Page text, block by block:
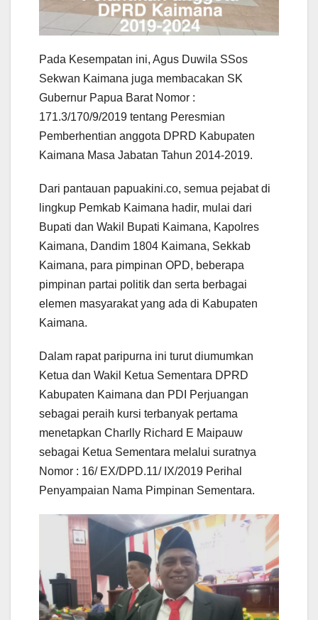
Pada Kesempatan ini, Agus Duwila SSos
Sekwan Kaimana juga membacakan SK
Gubernur Papua Barat Nomor :
171.3/170/9/2019 tentang Peresmian
Pemberhentian anggota DPRD Kabupaten
Kaimana Masa Jabatan Tahun 2014-2019.
Dari pantauan papuakini.co, semua pejabat di
lingkup Pemkab Kaimana hadir, mulai dari
Bupati dan Wakil Bupati Kaimana, Kapolres
Kaimana, Dandim 1804 Kaimana, Sekkab
Kaimana, para pimpinan OPD, beberapa
pimpinan partai politik dan serta berbagai
elemen masyarakat yang ada di Kabupaten
Kaimana.
Dalam rapat paripurna ini turut diumumkan
Ketua dan Wakil Ketua Sementara DPRD
Kabupaten Kaimana dan PDI Perjuangan
sebagai peraih kursi terbanyak pertama
menetapkan Charlly Richard E Maipauw
sebagai Ketua Sementara melalui suratnya
Nomor : 16/ EX/DPD.11/ IX/2019 Perihal
Penyampaian Nama Pimpinan Sementara.